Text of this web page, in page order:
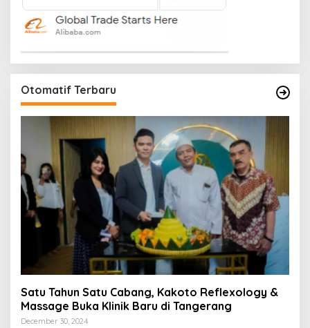
Otomatif Terbaru
Satu Tahun Satu Cabang, Kakoto Reflexology &
Massage Buka Klinik Baru di Tangerang
December 30, 2024